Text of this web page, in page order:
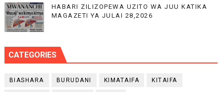
HABARI ZILIZOPEWA UZITO WA JUU KATIKA
MAGAZETI YA JULAI 28,2026
CATEGORIES
BIASHARA BURUDANI KIMATAIFA KITAIFA